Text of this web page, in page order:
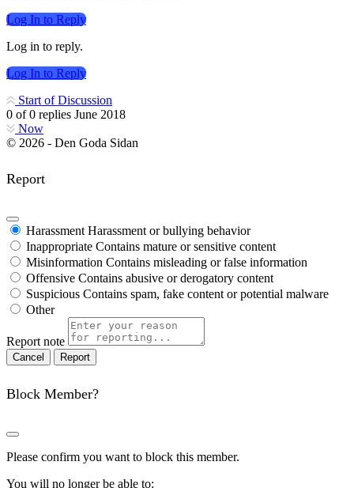
Log In to Reply
Log in to reply.
Log In to Reply
Start of Discussion
0 of0 replies June 2018
Now
© 2026 - Den Goda Sidan
Report
Harassment Harassment or bullying behavior
Inappropriate Contains mature or sensitive content
Misinformation Contains misleading or false information
Offensive Contains abusive or derogatory content
Suspicious Contains spam, fake content or potential malware
Other
Report note
Report
Block Member?
Please confirm you want to block this member.
You will no longer be able to: